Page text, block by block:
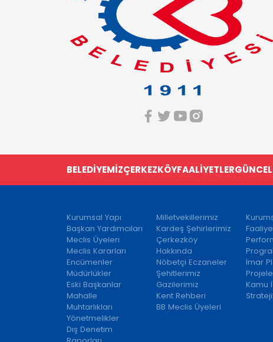
BELEDİYEMİZÇERKEZKÖYFAALİYETLERGÜNCEL
Kurumsal Yapı
Başkan Yardımcıları
Meclis Üyeleri
Meclis Kararları
Encümenler
Müdürlükler
Eski Başkanlar
Mahalle
Muhtarlıkları
Yönetmelikler
Dış Denetim
Milletvekillerimiz
Kardeş Şehirlerimiz
Çerkezköy
Hakkında
Nöbetçi Eczaneler
Şehitlerimiz
Gazilerimiz
Kent Rehberi
BB Meclis Üyeleri
İmar
Kamu